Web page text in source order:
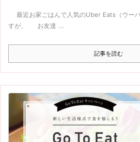
最近お家ごはんで人気のUber Eats（ウー
すが、 お友達 ...
記事を読む